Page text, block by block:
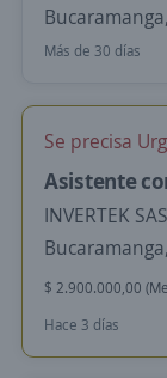
Más de 30 días
Se precisa
Asistente
INVERTEK SAS
$ 2.900.000,00
Hace 3 días